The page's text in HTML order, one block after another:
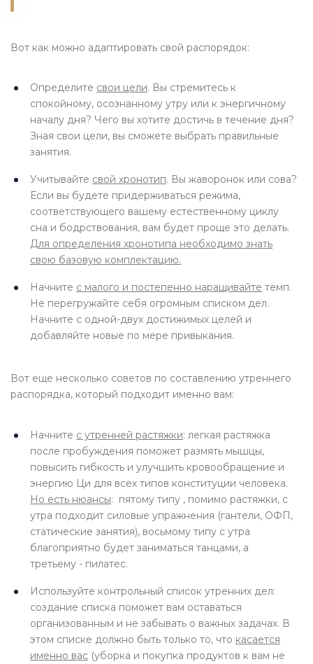
Вот как можно адаптировать свой распорядок:
Определите свои цели. Вы стремитесь к
спокойному, осознанному утру или к энергичному
началу дня? Чего вы хотите достичь в течение дня?
Зная свои цели, вы сможете выбрать правильные
занятия.
Учитывайте свой хронотип. Вы жаворонок или сова?
Если вы будете придерживаться режима,
соответствующего вашему естественному циклу
сна и бодрствования, вам будет проще это делать.
Для определения хронотипа необходимо знать
свою базовую комплектацию.
Начните с малого и постепенно наращивайте темп.
Не перегружайте себя огромным списком дел.
Начните с одной-двух достижимых целей и
добавляйте новые по мере привыкания.
Вот еще несколько советов по составлению утреннего
распорядка, который подходит именно вам:
Начните с утренней растяжки: легкая растяжка
после пробуждения поможет размять мышцы,
повысить гибкость и улучшить кровообращение и
энергию Ци для всех типов конституции человека.
Но есть нюансы: пятому типу , помимо растяжки, с
утра подходит силовые упражнения (гантели, ОФП,
статические занятия), восьмому типу с утра
благоприятно будет заниматься танцами, а
третьему - пилатес.
Используйте контрольный список утренних дел:
создание списка поможет вам оставаться
организованным и не забывать о важных задачах. В
этом списке должно быть только то, что касается
именно вас (уборка и покупка продуктов к вам не